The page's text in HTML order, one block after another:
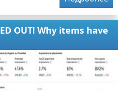
OUT! Why items have